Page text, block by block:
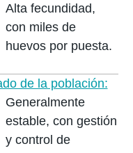
Alta fecundidad,
con miles de
huevos por puesta.
de la población:
Generalmente
estable, con gestión
y control de